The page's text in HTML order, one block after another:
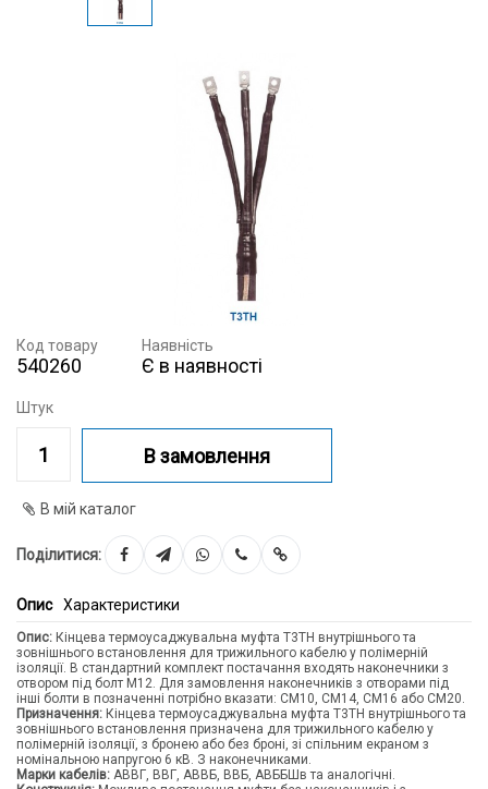
Код товару
540260
Наявність
Є в наявності
Штук
В замовлення
В мій каталог
Поділитися:
Опис Характеристики
Опис: Кінцева термоусаджувальна муфта T3TH внутрішнього та
зовнішнього встановлення для трижильного кабелю у полімерній
ізоляції. В стандартний комплект постачання входять наконечники з
отвором під болт М12. Для замовлення наконечників з отворами під
інші болти в позначенні потрібно вказати: CM10, CМ14, СМ16 або СМ20.
Призначення: Кінцева термоусаджувальна муфта T3TH внутрішнього та
зовнішнього встановлення призначена для трижильного кабелю у
полімерній ізоляції, з бронею або без броні, зі спільним екраном з
номінальною напругою 6 кВ. З наконечниками.
Марки кабелів: АВВГ, ВВГ, АВВБ, ВВБ, АВББШв та аналогічні.